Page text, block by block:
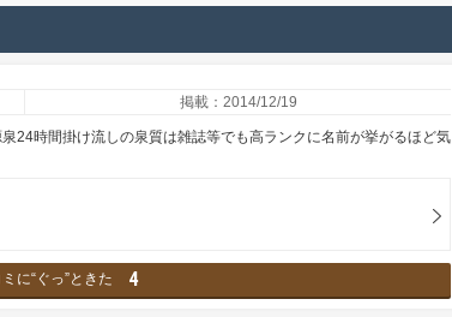
掲載：2014/12/19
24時間掛け流しの泉質は雑誌等でも高ランクに名前が挙がるほど気
に“ぐっ”ときた 4